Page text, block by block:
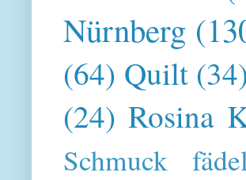
Nürnberg
(64) Quilt
(24) Rosina
Schmuck